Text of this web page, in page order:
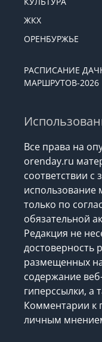
ЖКХ
ОРЕНБУРЖЬЕ
РАСПИСАНИЕ
МАРШРУТОВ-2026
Все права на
orenday.ru
соответствии
использование
только по
обязательной
Редакция не
достоверность
размещенных
содержание
гиперссылки, а
Комментарии к
личным